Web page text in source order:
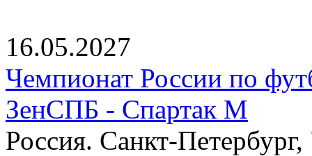
16.05.2027
Чемпионат России по
ЗенСПБ - Спартак М
Россия. Санкт-